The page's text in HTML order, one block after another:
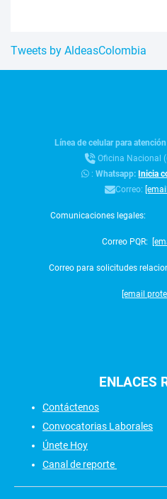
Tweets by AldeasColombia
Línea de celular para
Oficina Nacional
:Whatsapp: Inicia
Correo:
Comunicaciones legales:
Correo PQR:
Correo para solicitudes
[email
ENLACES
Contáctenos
Convocatorias Laborales
Únete Hoy
Canal de reporte